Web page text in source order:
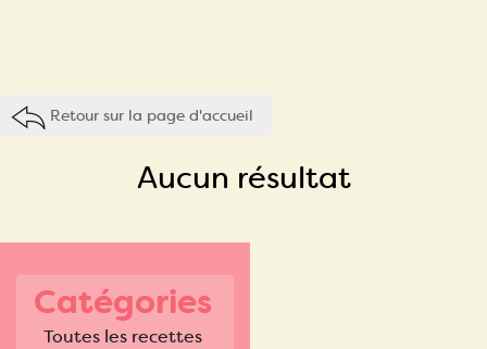
Catégories
Toutes les recettes
Retour sur la page d'accueil
Aucun résultat